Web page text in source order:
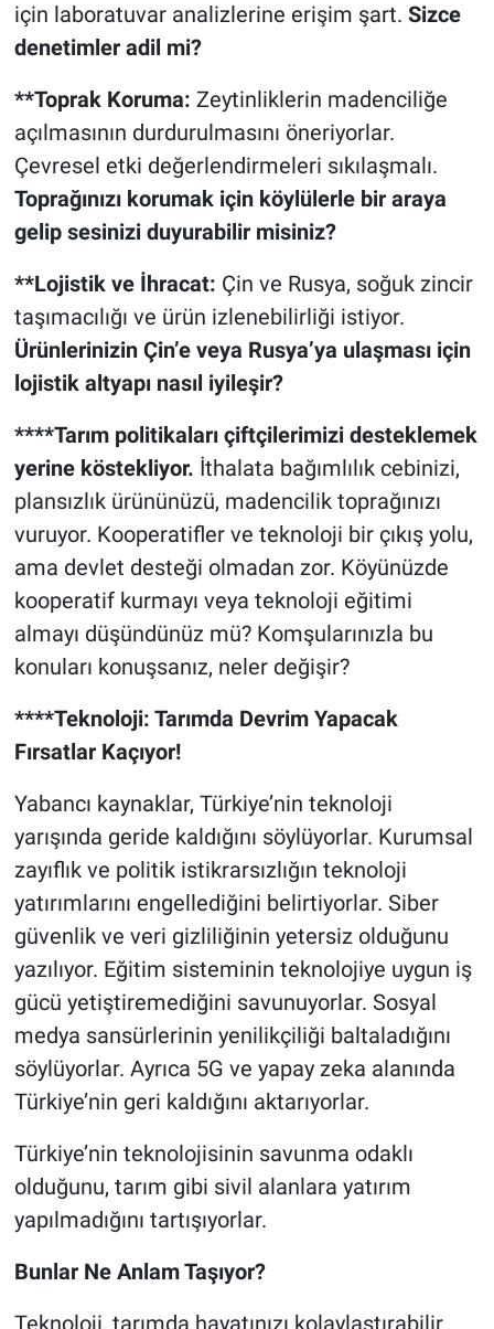
için laboratuvar analizlerine erişim şart. Sizce
denetimler adil mi?
**Toprak Koruma: Zeytinliklerin madenciliğe
açılmasının durdurulmasını öneriyorlar.
Çevresel etki değerlendirmeleri sıkılaşmalı.
Toprağınızı korumak için köylülerle bir araya
gelip sesinizi duyurabilir misiniz?
**Lojistik ve İhracat: Çin ve Rusya, soğuk zincir
taşımacılığı ve ürün izlenebilirliği istiyor.
Ürünlerinizin Çin’e veya Rusya’ya ulaşması için
lojistik altyapı nasıl iyileşir?
****Tarım politikaları çiftçilerimizi desteklemek
yerine köstekliyor. İthalata bağımlılık cebinizi,
plansızlık ürününüzü, madencilik toprağınızı
vuruyor. Kooperatifler ve teknoloji bir çıkış yolu,
ama devlet desteği olmadan zor. Köyünüzde
kooperatif kurmayı veya teknoloji eğitimi
almayı düşündünüz mü? Komşularınızla bu
konuları konuşsanız, neler değişir?
****Teknoloji: Tarımda Devrim Yapacak
Fırsatlar Kaçıyor!
Yabancı kaynaklar, Türkiye’nin teknoloji
yarışında geride kaldığını söylüyorlar. Kurumsal
zayıflık ve politik istikrarsızlığın teknoloji
yatırımlarını engellediğini belirtiyorlar. Siber
güvenlik ve veri gizliliğinin yetersiz olduğunu
yazılıyor. Eğitim sisteminin teknolojiye uygun iş
gücü yetiştiremediğini savunuyorlar. Sosyal
medya sansürlerinin yenilikçiliği baltaladığını
söylüyorlar. Ayrıca 5G ve yapay zeka alanında
Türkiye’nin geri kaldığını aktarıyorlar.
Türkiye’nin teknolojisinin savunma odaklı
olduğunu, tarım gibi sivil alanlara yatırım
yapılmadığını tartışıyorlar.
Bunlar Ne Anlam Taşıyor?